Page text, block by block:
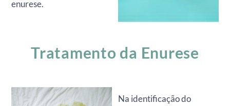
enurese.
Tratamento da Enurese
Na identificação do